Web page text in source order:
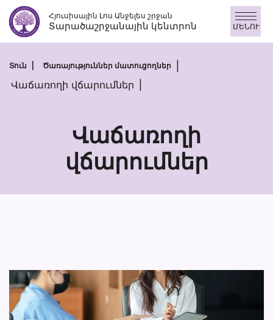
Անցնել
բովանդակությանըՀյուսիսային Լոս Անջելես շրջան
Տարածաշրջանային կենտրոն ՄԵՆՈՒ
Տուն Ծառայություններ մատուցողներ
Վաճառողի վճարումներ
Վաճառողի
վճարումներ
Վաճառողի